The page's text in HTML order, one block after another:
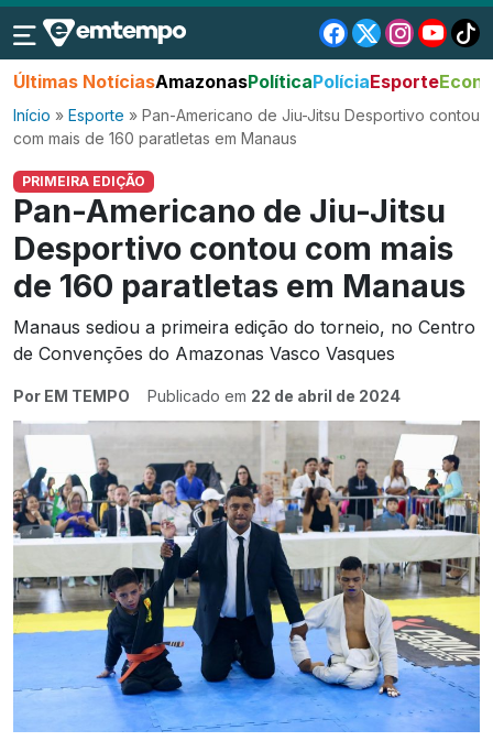
Últimas NotíciasAmazonasPolíticaPolíciaEsporte
Início » Esporte » Pan-Americano de Jiu-Jitsu Desportivo contou
com mais de 160 paratletas em Manaus
PRIMEIRA EDIÇÃO
Pan-Americano de Jiu-Jitsu
Desportivo contou com mais
de 160 paratletas em Manaus
Manaus sediou a primeira edição do torneio, no Centro
de Convenções do Amazonas Vasco Vasques
Por EM TEMPO Publicado em 22 de abril de 2024